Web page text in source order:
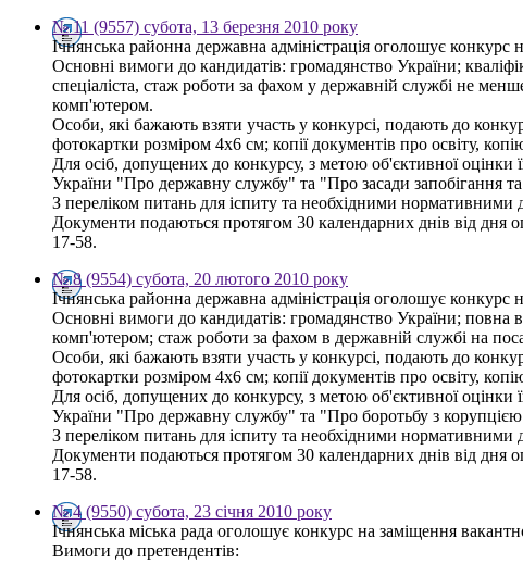
№ 11 (9557) субота, 13 березня 2010 року
Ічнянська районна державна адміністрація оголошує конкурс
Основні вимоги до кандидатів: громадянство України;
спеціаліста, стаж роботи за фахом у державній службі не
комп'ютером.
Особи, які бажають взяти участь у конкурсі, подають до
фотокартки розміром 4х6 см; копії документів про освіту,
Для осіб, допущених до конкурсу, з метою об'єктивної оцінки
України "Про державну службу" та "Про засади запобігання та
З переліком питань для іспиту та необхідними нормативними
Документи подаються протягом 30 календарних днів від дня
17-58.
№ 8 (9554) субота, 20 лютого 2010 року
Ічнянська районна державна адміністрація оголошує конкурс
Основні вимоги до кандидатів: громадянство України; повна
комп'ютером; стаж роботи за фахом в державній службі на
Особи, які бажають взяти участь у конкурсі, подають до
фотокартки розміром 4х6 см; копії документів про освіту,
Для осіб, допущених до конкурсу, з метою об'єктивної оцінки
України "Про державну службу" та "Про боротьбу з
З переліком питань для іспиту та необхідними нормативними
Документи подаються протягом 30 календарних днів від дня
17-58.
№ 4 (9550) субота, 23 січня 2010 року
Ічнянська міська рада оголошує конкурс на заміщення
Вимоги до претендентів: